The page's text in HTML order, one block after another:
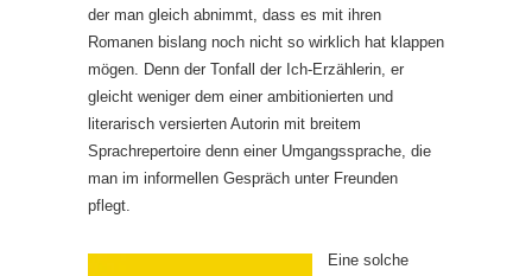
der man gleich abnimmt, dass es mit ihren
Romanen bislang noch nicht so wirklich hat klappen
mögen. Denn der Tonfall der Ich-Erzählerin, er
gleicht weniger dem einer ambitionierten und
literarisch versierten Autorin mit breitem
Sprachrepertoire denn einer Umgangssprache, die
man im informellen Gespräch unter Freunden
pflegt.
Eine solche